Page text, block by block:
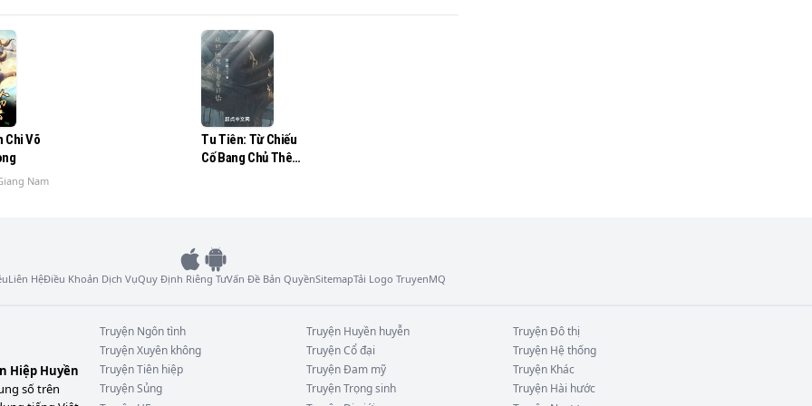
không ngừng thu được thưởng cho!
chết dí vô địch, có thể nữ chủ nhóm làm sao dồn dập chủ
thị nữ; ?
lâm thế gian, không phải là muốn lôi kéo hắn cầm đuốc soi
tình, vẻ mặt không nói:
Chi Võ
Nam
Tu Tiên: Từ Chiếu
Cố Bang Chủ Thê
Liên HệĐiều Khoản Dịch VụQuy Định Riêng TưVấn Đề Bản QuyềnSitemapTải Logo TruyenMQ
Hiệp Huyền
số trên
Truyện Ngôn tình Truyện Huyền huyễn TruyệnĐô thị
TruyệnXuyên không TruyệnCổ đại Truyện Hệ thống
TruyệnTiên hiệp TruyệnĐam mỹ Truyện Khác
TruyệnSủng TruyệnTrọng sinh Truyện Hài hước